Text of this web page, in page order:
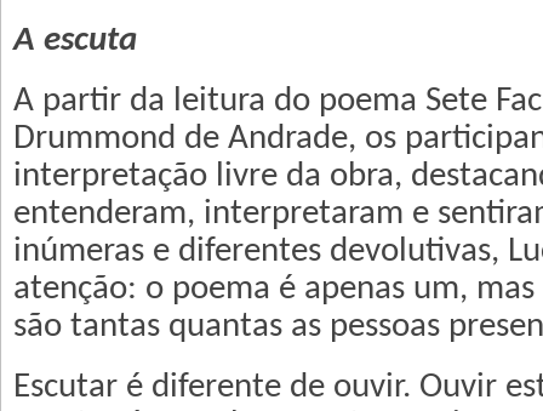
A escuta
A partir da leitura do poema Sete
Drummond de Andrade, os
interpretação livre da obra,
entenderam, interpretaram e
inúmeras e diferentes devolutivas,
atenção: o poema é apenas um,
são tantas quantas as pessoas
Escutar é diferente de ouvir. Ouvir